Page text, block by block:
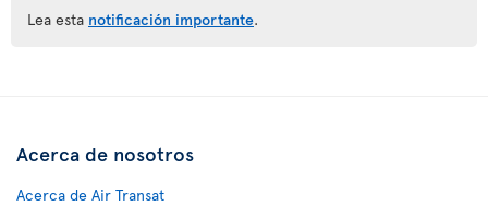
Lea esta notificación importante.
Acerca de nosotros
Acerca de Air Transat